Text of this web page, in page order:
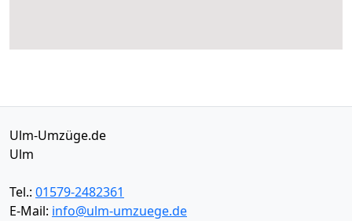
Ulm-Umzüge.de
Ulm
Tel.: 01579-2482361
E-Mail: info@ulm-umzuege.de